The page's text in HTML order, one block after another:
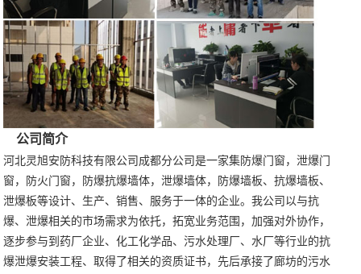
公司简介
河北灵旭安防科技有限公司成都分公司是一家集防爆门窗，泄爆门
窗，防火门窗，防爆抗爆墙体，泄爆墙体，防爆墙板、抗爆墙板、
泄爆板等设计、生产、销售、服务于一体的企业。我公司以与抗
爆、泄爆相关的市场需求为依托，拓宽业务范围，加强对外协作，
逐步参与到药厂企业、化工化学品、污水处理厂、水厂等行业的抗
爆泄爆安装工程、取得了相关的资质证书，先后承接了廊坊的污水